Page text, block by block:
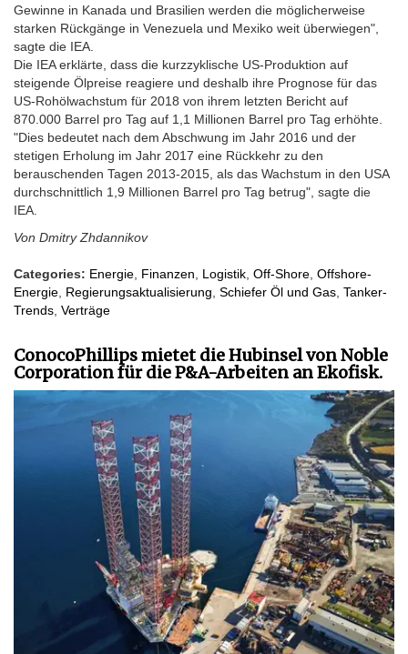
Gewinne in Kanada und Brasilien werden die möglicherweise
starken Rückgänge in Venezuela und Mexiko weit überwiegen",
sagte die IEA.
Die IEA erklärte, dass die kurzzyklische US-Produktion auf
steigende Ölpreise reagiere und deshalb ihre Prognose für das
US-Rohölwachstum für 2018 von ihrem letzten Bericht auf
870.000 Barrel pro Tag auf 1,1 Millionen Barrel pro Tag erhöhte.
"Dies bedeutet nach dem Abschwung im Jahr 2016 und der
stetigen Erholung im Jahr 2017 eine Rückkehr zu den
berauschenden Tagen 2013-2015, als das Wachstum in den USA
durchschnittlich 1,9 Millionen Barrel pro Tag betrug", sagte die
IEA.
Von Dmitry Zhdannikov
Categories: Energie Finanzen Logistik Off-Shore Offshore-
Energie Regierungsaktualisierung Schiefer Öl und Gas Tanker-
Trends Verträge
ConocoPhillips mietet die Hubinsel von Noble
Corporation für die P&A-Arbeiten an Ekofisk.